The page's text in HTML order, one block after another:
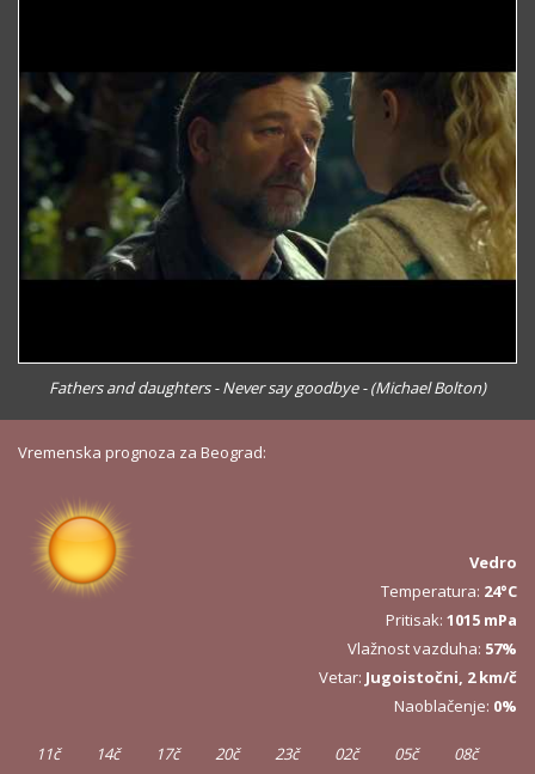
Fathers and daughters - Never say goodbye - (Michael Bolton)
Vremenska prognoza za Beograd:
Vedro
Temperatura: 24°C
Pritisak: 1015 mPa
Vlažnost vazduha: 57%
Vetar: Jugoistočni, 2 km/č
Naoblačenje: 0%
11č 14č 17č 20č 23č 02č 05č 08č